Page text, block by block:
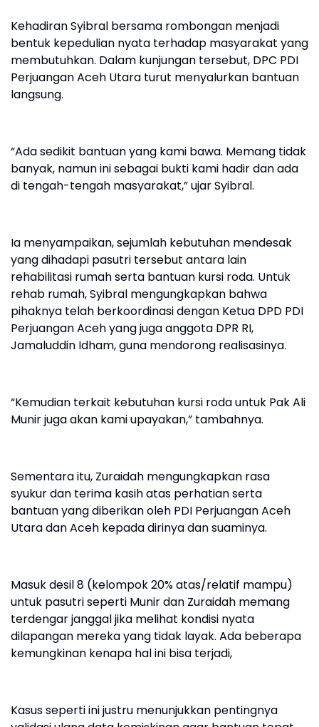
Kehadiran Syibral bersama rombongan menjadi
bentuk kepedulian nyata terhadap masyarakat yang
membutuhkan. Dalam kunjungan tersebut, DPC PDI
Perjuangan Aceh Utara turut menyalurkan bantuan
langsung.
“Ada sedikit bantuan yang kami bawa. Memang tidak
banyak, namun ini sebagai bukti kami hadir dan ada
di tengah-tengah masyarakat,” ujar Syibral.
Ia menyampaikan, sejumlah kebutuhan mendesak
yang dihadapi pasutri tersebut antara lain
rehabilitasi rumah serta bantuan kursi roda. Untuk
rehab rumah, Syibral mengungkapkan bahwa
pihaknya telah berkoordinasi dengan Ketua DPD PDI
Perjuangan Aceh yang juga anggota DPR RI,
Jamaluddin Idham, guna mendorong realisasinya.
“Kemudian terkait kebutuhan kursi roda untuk Pak Ali
Munir juga akan kami upayakan,” tambahnya.
Sementara itu, Zuraidah mengungkapkan rasa
syukur dan terima kasih atas perhatian serta
bantuan yang diberikan oleh PDI Perjuangan Aceh
Utara dan Aceh kepada dirinya dan suaminya.
Masuk desil 8 (kelompok 20% atas/relatif mampu)
untuk pasutri seperti Munir dan Zuraidah memang
terdengar janggal jika melihat kondisi nyata
dilapangan mereka yang tidak layak. Ada beberapa
kemungkinan kenapa hal ini bisa terjadi,
Kasus seperti ini justru menunjukkan pentingnya